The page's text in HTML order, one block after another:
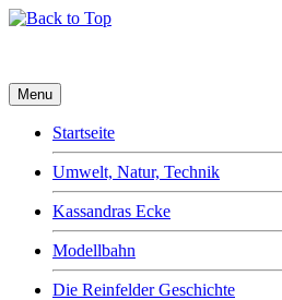
Menu
Startseite
Umwelt, Natur, Technik
Kassandras Ecke
Modellbahn
Die Reinfelder Geschichte